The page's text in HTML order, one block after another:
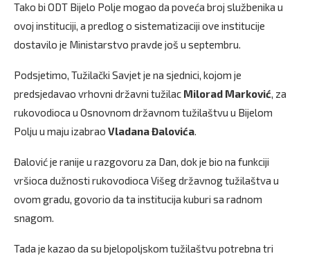
Tako bi ODT Bijelo Polje mogao da poveća broj službenika u
ovoj instituciji, a predlog o sistematizaciji ove institucije
dostavilo je Ministarstvo pravde još u septembru.
Podsjetimo, Tužilački Savjet je na sjednici, kojom je
predsjedavao vrhovni državni tužilac Milorad Marković, za
rukovodioca u Osnovnom državnom tužilaštvu u Bijelom
Polju u maju izabrao VladanaĐalovića.
Đalović je ranije u razgovoru za Dan, dok je bio na funkciji
vršioca dužnosti rukovodioca Višeg državnog tužilaštva u
ovom gradu, govorio da ta institucija kuburi sa radnom
snagom.
Tada je kazao da su bjelopoljskom tužilaštvu potrebna tri